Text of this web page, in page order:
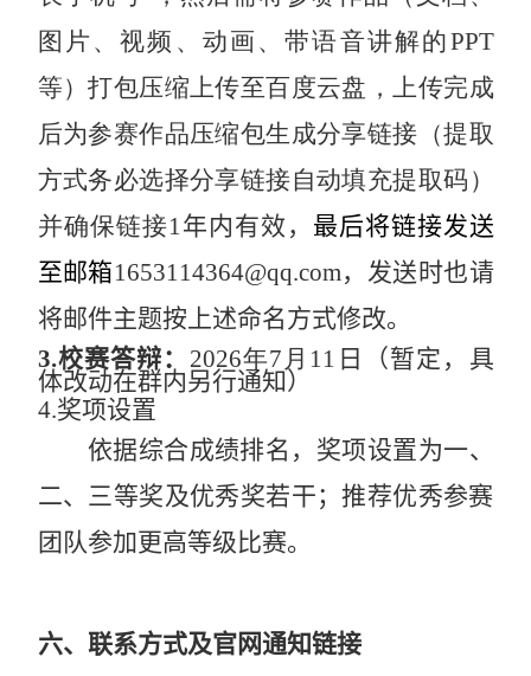
图片、视频、动画、带语音讲解的PPT
等）打包压缩上传至百度云盘，上传完成
后为参赛作品压缩包生成分享链接（提取
方式务必选择分享链接自动填充提取码）
并确保链接1年内有效， 最后将链接发送
至邮箱1653114364@qq.com， 发送时也请
将邮件主题按上述命名方式修改。
3.校赛答辩： 2026年7 月 11 日 （暂定，具
体改动在群内另行通知）
4.奖项设置
依据综合成绩排名，奖项设置为一、
二、三等奖及优秀奖若干；推荐优秀参赛
团队参加更高等级比赛。
六、 联系方式及官网通知链接